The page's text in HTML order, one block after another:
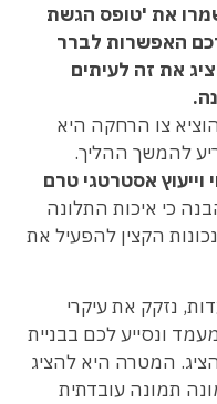
את 'טופס הגשת
האפשרות לברר
את זה לעיתים
צו הרחקה היא
להמשך ההליך.
אסטרטגי טרם
כי איכות התלונה
הקצין להפעיל את
נזקק את עיקרי
ונסייע לכם בבניית
המטרה היא להציג
תמונה עובדתית